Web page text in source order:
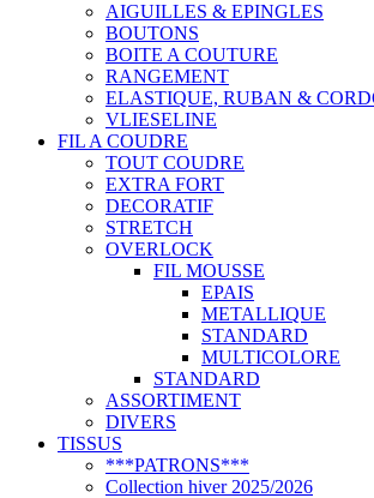
AIGUILLES & EPINGLES
BOUTONS
BOITE A COUTURE
RANGEMENT
ELASTIQUE, RUBAN &
VLIESELINE
FIL A COUDRE
TOUT COUDRE
EXTRA FORT
DECORATIF
STRETCH
OVERLOCK
FIL MOUSSE
EPAIS
METALLIQUE
STANDARD
MULTICOLORE
STANDARD
ASSORTIMENT
DIVERS
TISSUS
***PATRONS***
Collection hiver 2025/2026